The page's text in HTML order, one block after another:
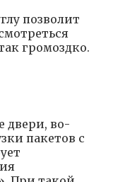
позволит
громоздко.
двери, во-
пакетов с